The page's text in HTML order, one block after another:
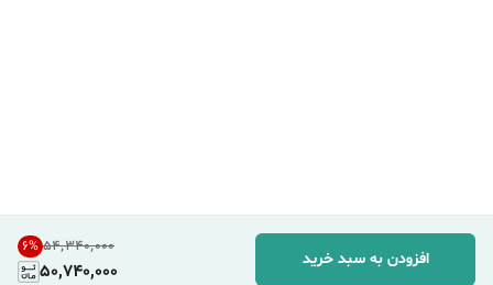
۵۴٬۳۴۰٬۰۰۰ 6%
50,740,000
افزودن به سبد خرید